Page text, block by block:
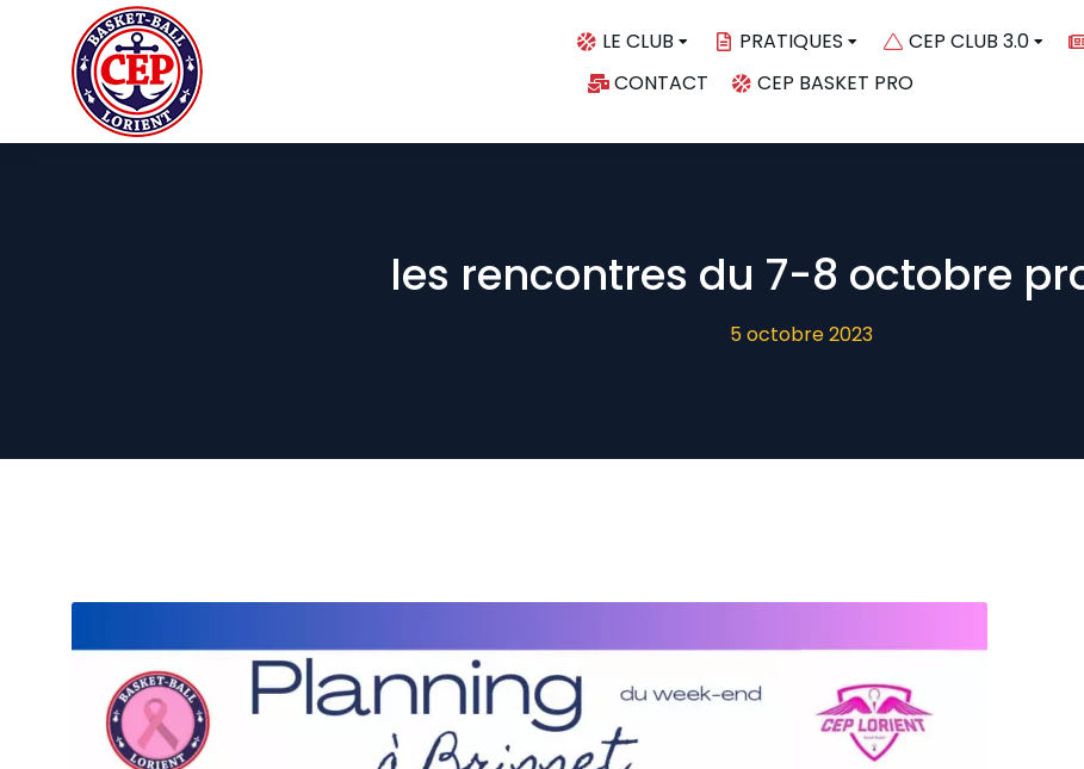
LE CLUB PRATIQUES CEP CLUB 3.0
CONTACT
CEP BASKET PRO
les rencontres du 7-8 octobre
5 octobre 2023